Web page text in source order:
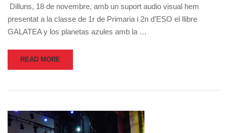
Dilluns, 18 de novembre, amb un suport audio visual hem
presentat a la classe de 1r de Primaria i 2n d’ESO el llibre
GALATEA y los planetas azules amb la …
READ MORE